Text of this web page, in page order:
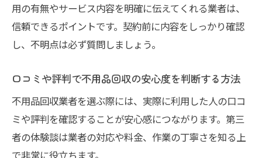
者選び
トラブルを防ぐ不用品回収比較ポイント
不用品回収で追加料金トラブルを防ぐ事前
選び
悪質な不用品回収事例から学ぶ注意ポイン
ト
用の有無やサービス内容を明確に伝えてくれる業者は、
信頼できるポイントです。契約前に内容をしっかり確認
し、不明点は必ず質問しましょう。
口コミや評判で不用品回収の安心度を判断する方法
不用品回収業者を選ぶ際には、実際に利用した人の口コ
ミや評判を確認することが安心感につながります。第三
者の体験談は業者の対応や料金、作業の丁寧さを知る上
で非常に役立ちます。